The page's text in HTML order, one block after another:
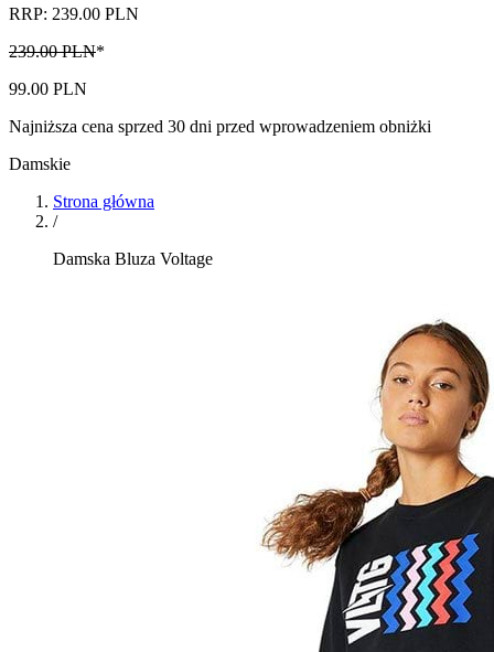
RRP: 239.00 PLN
239.00 PLN*
99.00 PLN
Najniższa cena sprzed 30 dni przed wprowadzeniem obniżki
Damskie
Strona główna
/
Damska Bluza Voltage